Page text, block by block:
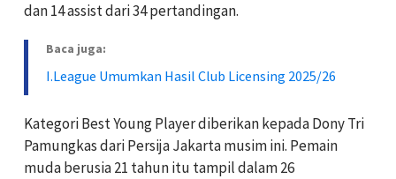
dan 14 assist dari 34 pertandingan.
Baca juga:
I.League Umumkan Hasil Club Licensing 2025/26
Kategori Best Young Player diberikan kepada Dony Tri
Pamungkas dari Persija Jakarta musim ini. Pemain
muda berusia 21 tahun itu tampil dalam 26